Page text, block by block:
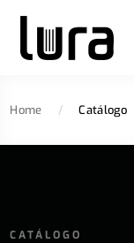
Home / Catálogo
CATÁLOGO